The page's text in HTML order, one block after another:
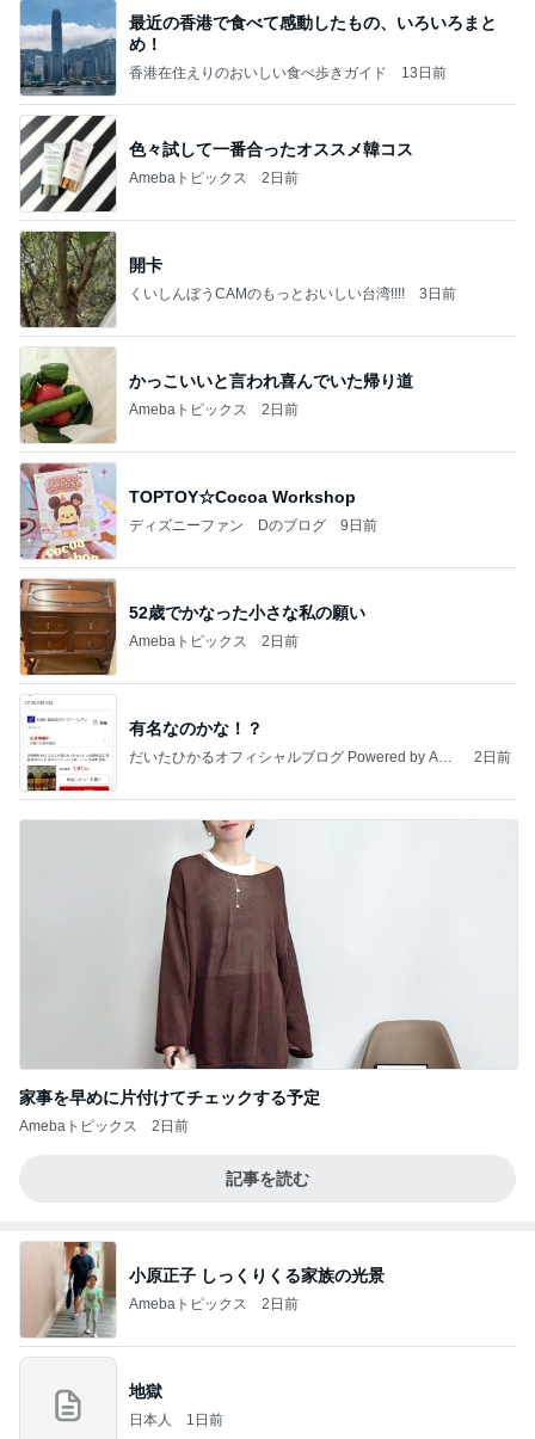
最近の香港で食べて感動したもの、いろいろまと
め！
香港在住えりのおいしい食べ歩きガイド 13日前
色々試して一番合ったオススメ韓コス
Amebaトピックス 2日前
開卡
くいしんぼうCAMのもっとおいしい台湾!!!! 3日前
かっこいいと言われ喜んでいた帰り道
Amebaトピックス 2日前
TOPTOY☆Cocoa Workshop
ディズニーファン Dのブログ 9日前
52歳でかなった小さな私の願い
Amebaトピックス 2日前
有名なのかな！？
だいたひかるオフィシャルブログ Powered by Ame
2日前
家事を早めに片付けてチェックする予定
Amebaトピックス 2日前
記事を読む
小原正子 しっくりくる家族の光景
Amebaトピックス 2日前
地獄
日本人 1日前